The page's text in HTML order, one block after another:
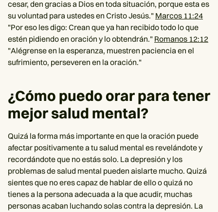
cesar, den gracias a Dios en toda situación, porque esta es
su voluntad para ustedes en Cristo Jesús." Marcos 11:24
"Por eso les digo: Crean que ya han recibido todo lo que
estén pidiendo en oración y lo obtendrán." Romanos 12:12
"Alégrense en la esperanza, muestren paciencia en el
sufrimiento, perseveren en la oración."
¿Cómo puedo orar para tener
mejor salud mental?
Quizá la forma más importante en que la oración puede
afectar positivamente a tu salud mental es revelándote y
recordándote que no estás solo. La depresión y los
problemas de salud mental pueden aislarte mucho. Quizá
sientes que no eres capaz de hablar de ello o quizá no
tienes a la persona adecuada a la que acudir, muchas
personas acaban luchando solas contra la depresión. La